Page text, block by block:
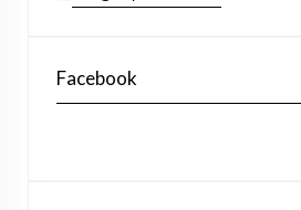
Facebook